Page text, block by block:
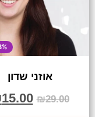
אוזני שדון
₪29.00
15.00